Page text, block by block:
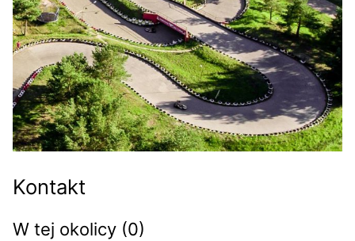
Kontakt
W tej okolicy (0)